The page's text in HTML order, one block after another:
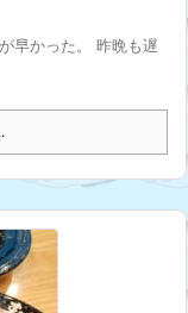
早かった。 昨晩も遅